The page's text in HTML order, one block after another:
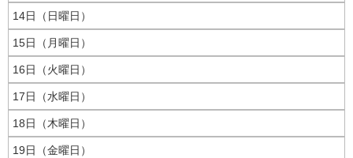
14日（日曜日）
15日（月曜日）
16日（火曜日）
17日（水曜日）
18日（木曜日）
19日（金曜日）